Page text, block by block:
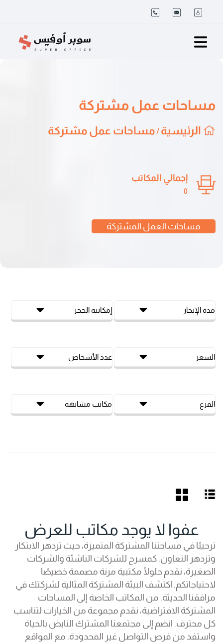
مساحات عمل مشتركة
الرئيسية /مساحات عمل مشتركة
إجمالي المكاتب
0
مساحات العمل المشتركة
مدة الإيجار إمكانية الحجز
السعر عدد الأشخاص
الفرع مكاتب مشابهه
عفوا لا يوجد مكاتب للعرض
ترحيبًا في مساحتنا المشتركة المتميزة، حيث تزدهر الابتكار
وتزدهر التعاون. كمسرح للشركات الناشئة والشركات
الصغيرة، نقدم حلولًا مكتبية مرنة مصممة خصيصًا
لاحتياجاتكم. اكتشف البيئة المشتركة المثالية لشركتك في
مرافقنا الحديثة. من المكاتب الخاصة إلى المساحات
المشتركة الافتراضية، نقدم مجموعة من الخيارات لتناسب
كل محترف. انضم إلى مجتمعنا المشترك النابض بالحياة
واستفد من فرص التواصل غير المحدودة. مع المواقع